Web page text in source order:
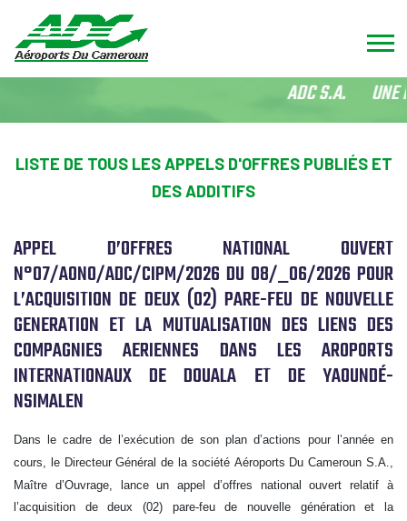
ADC S.A. UNE
LISTE DE TOUS LES APPELS D'OFFRES PUBLIÉS ET
DES ADDITIFS
APPEL D’OFFRES NATIONAL OUVERT
N°07/AONO/ADC/CIPM/2026 DU 08/_06/2026 POUR
L’ACQUISITION DE DEUX (02) PARE-FEU DE NOUVELLE
GENERATION ET LA MUTUALISATION DES LIENS DES
COMPAGNIES AERIENNES DANS LES AROPORTS
INTERNATIONAUX DE DOUALA ET DE YAOUNDÉ-
NSIMALEN
Dans le cadre de l’exécution de son plan d’actions pour l’année en
cours, le Directeur Général de la société Aéroports Du Cameroun S.A.,
Maître d’Ouvrage, lance un appel d’offres national ouvert relatif à
l’acquisition de deux (02) pare-feu de nouvelle génération et la